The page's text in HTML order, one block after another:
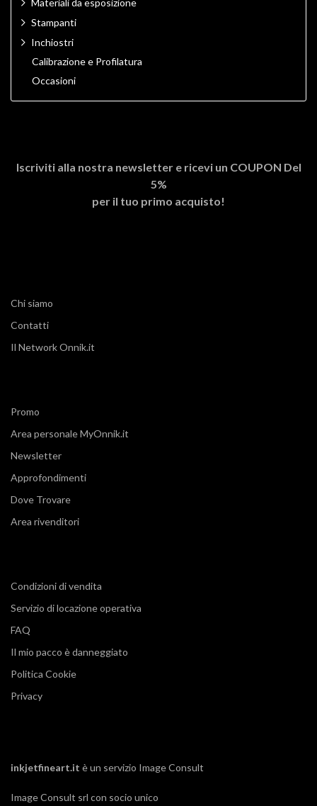
Materiali da esposizione
Stampanti
Inchiostri
Calibrazione e Profilatura
Occasioni
Iscriviti alla nostra newsletter e ricevi un COUPON Del
5%
per il tuo primo acquisto!
Chi siamo
Contatti
Il Network Onnik.it
Promo
Area personale MyOnnik.it
Newsletter
Approfondimenti
Dove Trovare
Area rivenditori
Condizioni di vendita
Servizio di locazione operativa
FAQ
Il mio pacco è danneggiato
Politica Cookie
Privacy
inkjetfineart.it è un servizio Image Consult
Image Consult srl con socio unico